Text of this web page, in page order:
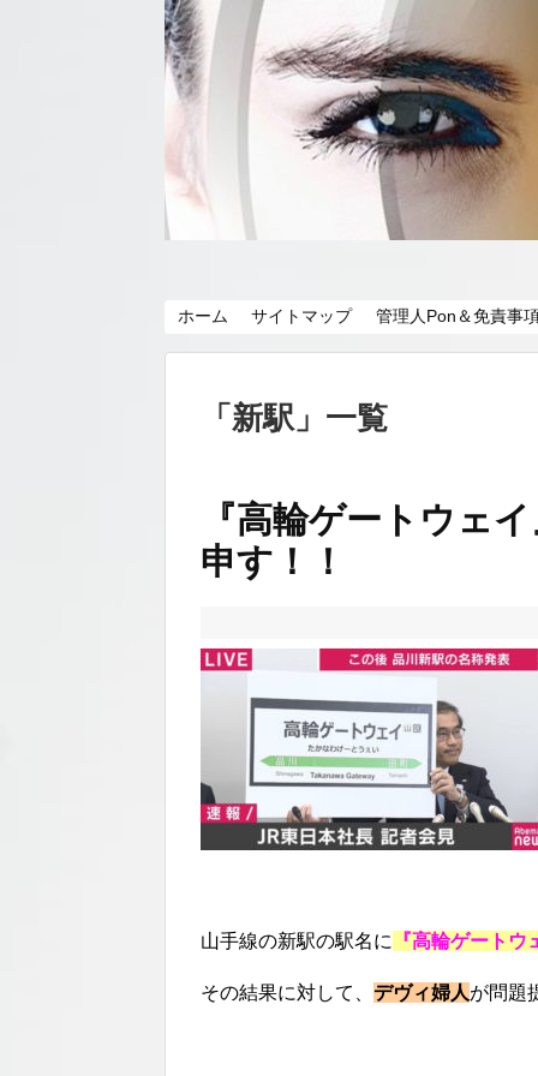
ホーム サイトマップ 管理人Pon＆免責事
「 新駅 」 一覧
『高輪ゲートウェ
申す！！
山手線の新駅の駅名に 『高輪ゲートウ
その結果に対して、 デヴィ婦人が問題